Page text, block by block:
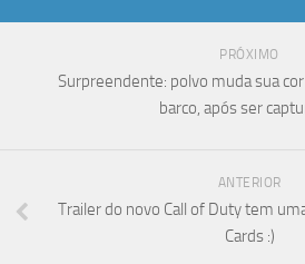
PRÓXIMO
Surpreendente: polvo muda sua
barco, após ser
ANTERIOR
Trailer do novo Call of Duty tem
Cards :)